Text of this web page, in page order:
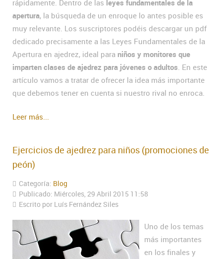
rápidamente. Dentro de las leyes fundamentales de la
apertura, la búsqueda de un enroque lo antes posible es
muy relevante. Los suscriptores podéis descargar un pdf
dedicado precisamente a las Leyes Fundamentales de la
Apertura en ajedrez, ideal para niños y monitores que
imparten clases de ajedrez para jóvenes o adultos . En este
artículo vamos a tratar de ofrecer la idea más importante
que debemos tener en cuenta si nuestro rival no enroca.
Leer más...
Ejercicios de ajedrez para niños (promociones de
peón)
Categoría: Blog
Publicado: Miércoles, 29 Abril 2015 11:58
Escrito por Luís Fernández Siles
Uno de los temas
más importantes
en los finales y